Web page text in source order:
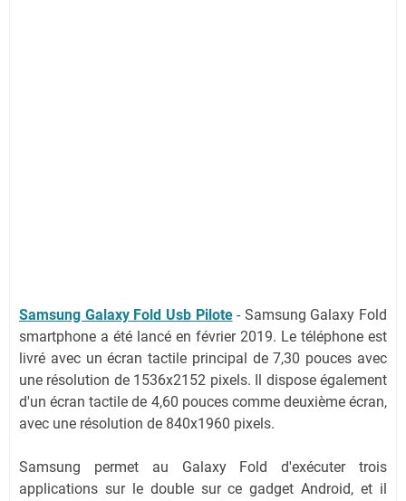
Samsung Galaxy Fold Usb Pilote- Samsung Galaxy Fold
smartphone a été lancé en février 2019. Le téléphone est
livré avec un écran tactile principal de 7,30 pouces avec
une résolution de 1536x2152 pixels. Il dispose également
d'un écran tactile de 4,60 pouces comme deuxième écran,
avec une résolution de 840x1960 pixels.
Samsung permet au Galaxy Fold d'exécuter trois
applications sur le double sur ce gadget Android, et il